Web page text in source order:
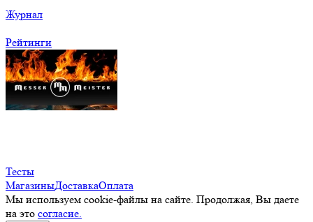
Журнал
Рейтинги
Тесты
МагазиныДоставкаОплата
Мы используем cookie-файлы на сайте. Продолжая, Вы даете
на это согласие.